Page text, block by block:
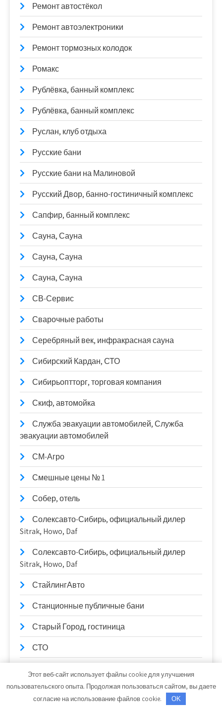
Ремонт автостёкол
Ремонт автоэлектроники
Ремонт тормозных колодок
Ромакс
Рублёвка, банный комплекс
Рублёвка, банный комплекс
Руслан, клуб отдыха
Русские бани
Русские бани на Малиновой
Русский Двор, банно-гостиничный комплекс
Сапфир, банный комплекс
Сауна, Сауна
Сауна, Сауна
Сауна, Сауна
СВ-Сервис
Сварочные работы
Серебряный век, инфракрасная сауна
Сибирский Кардан, СТО
Сибирьоптторг, торговая компания
Скиф, автомойка
Служба эвакуации автомобилей, Служба
эвакуации автомобилей
СМ-Агро
Смешные цены № 1
Собер, отель
Солексавто-Сибирь, официальный дилер
Sitrak, Howo, Daf
Солексавто-Сибирь, официальный дилер
Sitrak, Howo, Daf
СтайлингАвто
Станционные публичные бани
Старый Город, гостиница
СТО
Стройландия
Этот веб-сайт использует файлы cookie для улучшения
пользовательского опыта. Продолжая пользоваться сайтом, вы даете
согласие на использование файлов cookie.
OK